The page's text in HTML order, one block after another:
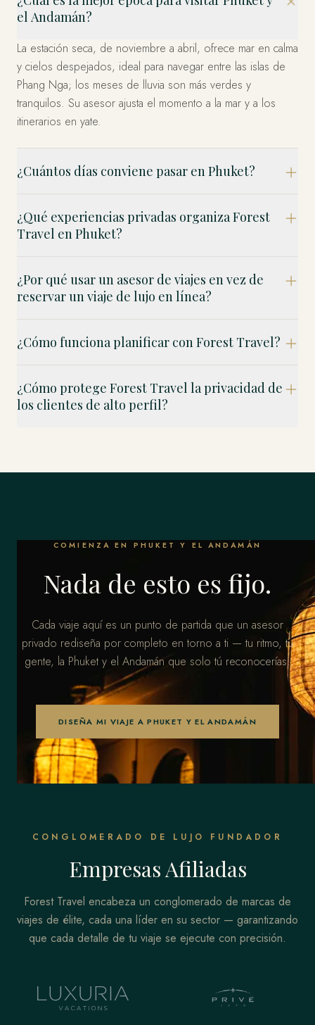
el Andamán?
La estación seca, de noviembre a abril, ofrece mar en calma
y cielos despejados, ideal para navegar entre las islas de
Phang Nga; los meses de lluvia son más verdes y
tranquilos. Su asesor ajusta el momento a la mar y a los
itinerarios en yate.
¿Cuántos días conviene pasar en Phuket?
¿Qué experiencias privadas organiza Forest
Travel en Phuket?
¿Por qué usar un asesor de viajes en vez de
reservar un viaje de lujo en línea?
¿Cómo funciona planificar con Forest Travel?
¿Cómo protege Forest Travel la privacidad de
los clientes de alto perfil?
COMIENZA EN PHUKET Y EL ANDAMÁN
Nada de esto es fijo.
Cada viaje aquí es un punto de partida que un asesor
privado rediseña por completo en torno a ti — tu ritmo, tu
gente, la Phuket y el Andamán que solo tú reconocerías.
DISEÑA MI VIAJE A PHUKET Y EL ANDAMÁN
CONGLOMERADO DE LUJO FUNDADOR
Empresas Afiliadas
Forest Travel encabeza un conglomerado de marcas de
viajes de élite, cada una líder en su sector — garantizando
que cada detalle de tu viaje se ejecute con precisión.